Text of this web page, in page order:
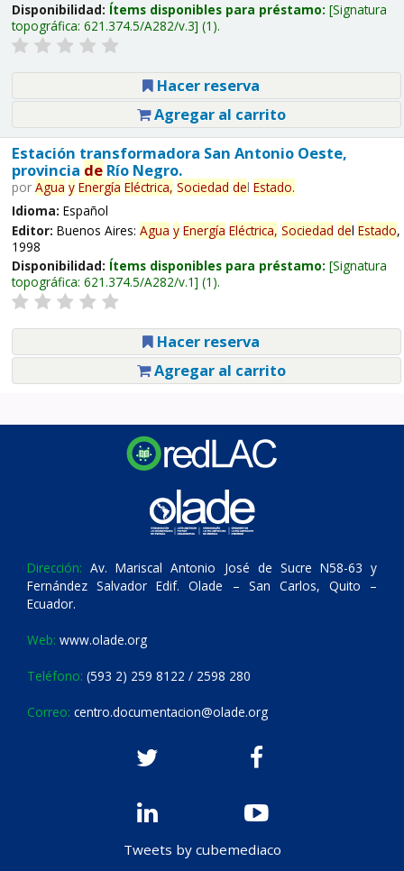
Disponibilidad: Ítems disponibles para préstamo: Signatura
topográfica: 621.374.5/A282/v.3 (1).
Hacer reserva
Agregar al carrito
Estación transformadora San Antonio Oeste,
provincia deRío Negro.
por Agua y Energía Eléctrica, Sociedad del Estado.
Idioma: Español
Editor: Buenos Aires: Agua y Energía Eléctrica, Sociedad del Estado,
1998
Disponibilidad: Ítems disponibles para préstamo: Signatura
topográfica: 621.374.5/A282/v.1 (1).
Hacer reserva
Agregar al carrito
Dirección: Av. Mariscal Antonio José de Sucre N58-63 y
Fernández Salvador Edif. Olade – San Carlos, Quito –
Ecuador.
Web: www.olade.org
Teléfono: (593 2) 259 8122 / 2598 280
Correo: centro.documentacion@olade.org
Tweets by cubemediaco